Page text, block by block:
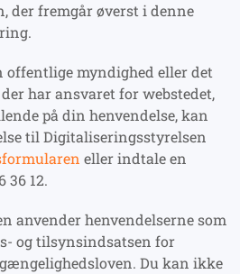
fremgår øverst i denne
offentlige myndighed eller det
har ansvaret for webstedet,
på din henvendelse, kan
til Digitaliseringsstyrelsen
eller indtale en
36 12.
anvender henvendelserne som
og tilsynsindsatsen for
Du kan ikke